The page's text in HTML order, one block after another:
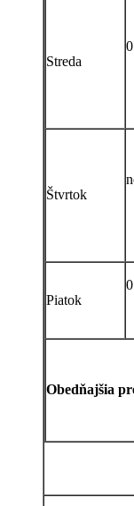
Streda
Štvrtok
Piatok
Obedňajšia